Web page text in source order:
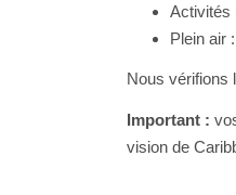
Activités
Plein air
Nous vérifions
Important :
vision de